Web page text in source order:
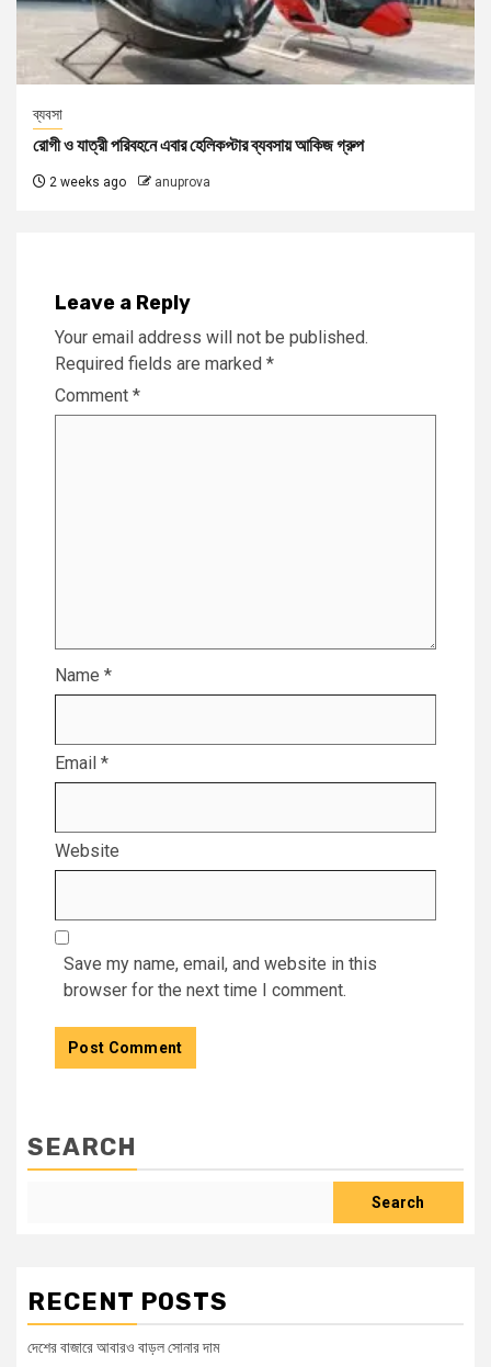
ব্যবসা
রোগী ও যাত্রী পরিবহনে এবার হেলিকপ্টার ব্যবসায় আকিজ গ্রুপ
2 weeks ago anuprova
Leave a Reply
Your email address will not be published.
Required fields are marked *
Comment *
Name *
Email *
Website
Save my name, email, and website in this
browser for the next time I comment.
SEARCH
Search
RECENT POSTS
দেশের বাজারে আবারও বাড়ল সোনার দাম